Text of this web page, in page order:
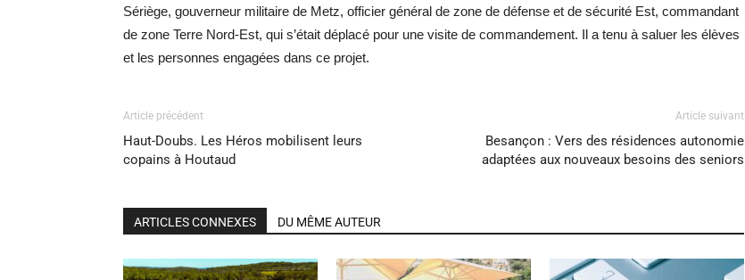
Sériège, gouverneur militaire de Metz, officier général de zone de défense et de sécurité Est, commandant
de zone Terre Nord-Est, qui s’était déplacé pour une visite de commandement. Il a tenu à saluer les élèves
et les personnes engagées dans ce projet.
Article précédent
Haut-Doubs. Les Héros mobilisent leurs
copains à Houtaud
Article suivant
Besançon : Vers des résidences autonomie
adaptées aux nouveaux besoins des seniors
ARTICLES CONNEXES DU MÊME AUTEUR